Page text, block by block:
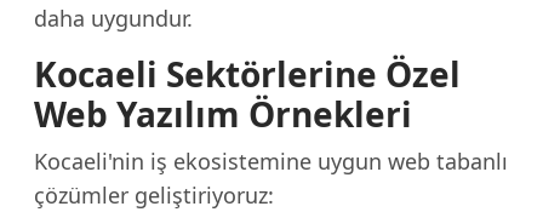
daha uygundur.
Kocaeli Sektörlerine Özel
Web Yazılım Örnekleri
Kocaeli'nin iş ekosistemine uygun web tabanlı
çözümler geliştiriyoruz: